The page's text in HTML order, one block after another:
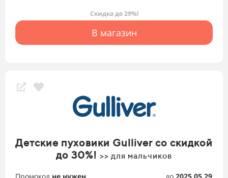
Скидка до 29%!
В магазин
Детские пуховики Gulliver со скидкой
до 30%! >> для мальчиков